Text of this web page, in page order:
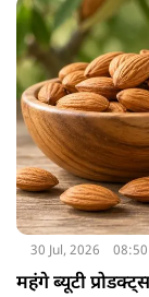
30 Jul, 2026
महंगे ब्यूटी